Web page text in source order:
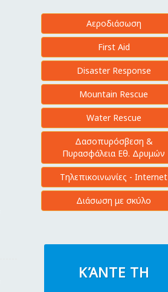
Αεροδιάσωση
First Aid
Disaster Response
Mountain Rescue
Water Rescue
Δασοπυρόσβεση &
Πυρασφάλεια Εθ. Δρυμών
Τηλεπικοινωνίες - Internet
Διάσωση με σκύλο
ΚΆΝΤΕ ΤΗ